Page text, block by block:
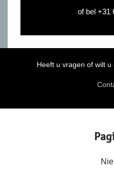
of bel +31
Heeft u vragen of wilt